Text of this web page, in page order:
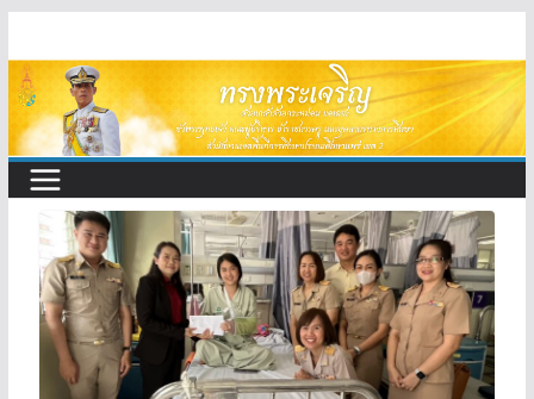
to
content